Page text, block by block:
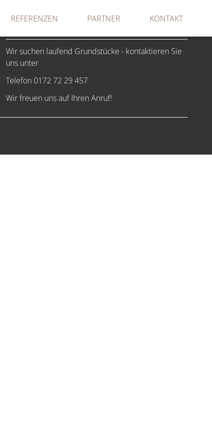
REFERENZEN PARTNER KONTAKT
Wir suchen laufend Grundstücke - kontaktieren Sie
uns unter
Telefon 0172 72 29 457
Wir freuen uns auf Ihren Anruf!